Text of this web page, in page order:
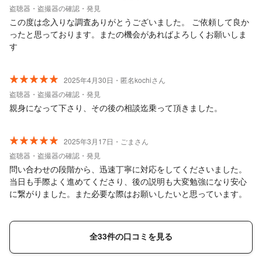
盗聴器・盗撮器の確認・発見
この度は念入りな調査ありがとうございました。 ご依頼して良か
ったと思っております。またの機会があればよろしくお願いしま
す
2025年4月30日・匿名kochiさん
盗聴器・盗撮器の確認・発見
親身になって下さり、その後の相談迄乗って頂きました。
2025年3月17日・ごまさん
盗聴器・盗撮器の確認・発見
問い合わせの段階から、迅速丁寧に対応をしてくださいました。
当日も手際よく進めてくださり、後の説明も大変勉強になり安心
に繋がりました。また必要な際はお願いしたいと思っています。
全33件の口コミを見る